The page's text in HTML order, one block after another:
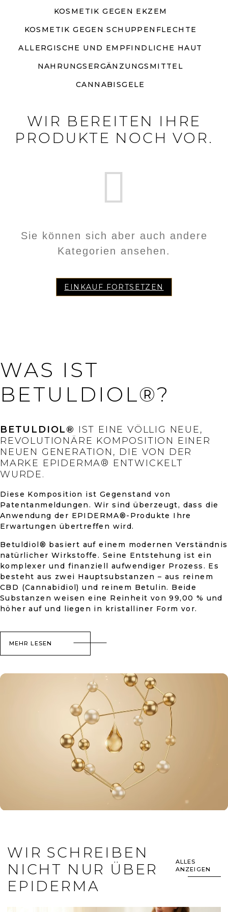
KOSMETIK GEGEN EKZEM
KOSMETIK GEGEN SCHUPPENFLECHTE
ALLERGISCHE UND EMPFINDLICHE HAUT
NAHRUNGSERGÄNZUNGSMITTEL
CANNABISGELE
WIR BEREITEN IHRE
PRODUKTE NOCH VOR.
Sie können sich aber auch andere
Kategorien ansehen.
EINKAUF FORTSETZEN
WAS IST
BETULDIOL®?
BETULDIOL® IST EINE VÖLLIG NEUE,
REVOLUTIONÄRE KOMPOSITION EINER
NEUEN GENERATION, DIE VON DER
MARKE EPIDERMA® ENTWICKELT
WURDE.
Diese Komposition ist Gegenstand von
Patentanmeldungen. Wir sind überzeugt, dass die
Anwendung der EPIDERMA®-Produkte Ihre
Erwartungen übertreffen wird.
Betuldiol® basiert auf einem modernen Verständnis
natürlicher Wirkstoffe. Seine Entstehung ist ein
komplexer und finanziell aufwendiger Prozess. Es
besteht aus zwei Hauptsubstanzen – aus reinem
CBD (Cannabidiol) und reinem Betulin. Beide
Substanzen weisen eine Reinheit von 99,00 % und
höher auf und liegen in kristalliner Form vor.
MEHR LESEN
WIR SCHREIBEN
NICHT NUR ÜBER
EPIDERMA
ALLES
ANZEIGEN